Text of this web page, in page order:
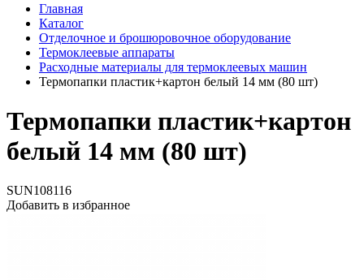
Главная
Каталог
Отделочное и брошюровочное оборудование
Термоклеевые аппараты
Расходные материалы для термоклеевых машин
Термопапки пластик+картон белый 14 мм (80 шт)
Термопапки пластик+картон
белый 14 мм (80 шт)
SUN108116
Добавить в избранное